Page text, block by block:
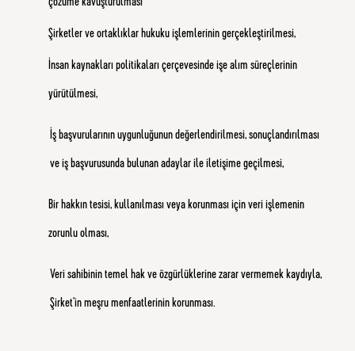
çözüme kavuşturulması
Şirketler ve ortaklıklar hukuku işlemlerinin gerçekleştirilmesi,
İnsan kaynakları politikaları çerçevesinde işe alım süreçlerinin
yürütülmesi,
İş başvurularının uygunluğunun değerlendirilmesi, sonuçlandırılması
ve iş başvurusunda bulunan adaylar ile iletişime geçilmesi,
Bir hakkın tesisi, kullanılması veya korunması için veri işlemenin
zorunlu olması,
Veri sahibinin temel hak ve özgürlüklerine zarar vermemek kaydıyla,
Şirket’in meşru menfaatlerinin korunması.